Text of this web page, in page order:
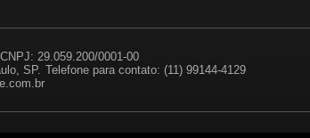
CNPJ: 29.059.200/0001-00
SP. Telefone para contato: (11) 99144-4129